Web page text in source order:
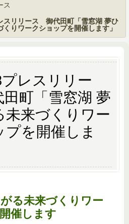
ス
スリリース 御代田町「雪窓湖 夢ひ
くりワークショップを開催します」
レスリリー
町「雪窓湖 夢
未来づくりワー
プを開催しま
る未来づくりワー
催します